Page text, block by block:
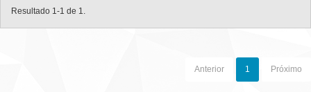
Resultado 1-1 de 1.
Anterior 1 Próximo